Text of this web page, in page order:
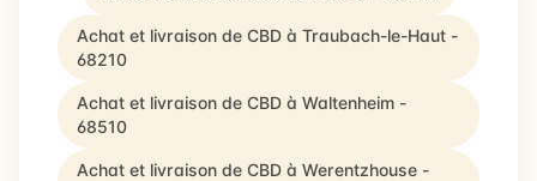
Achat et livraison de CBD à Traubach-le-Haut -
68210
Achat et livraison de CBD à Waltenheim -
68510
Achat et livraison de CBD à Werentzhouse -